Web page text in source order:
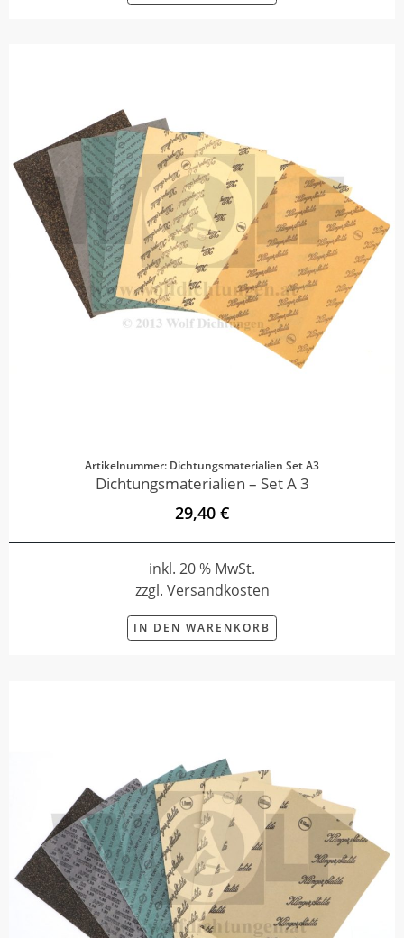
Artikelnummer: Dichtungsmaterialien Set A3
Dichtungsmaterialien – Set A 3
29,40 €
inkl. 20 % MwSt.
zzgl. Versandkosten
IN DEN WARENKORB